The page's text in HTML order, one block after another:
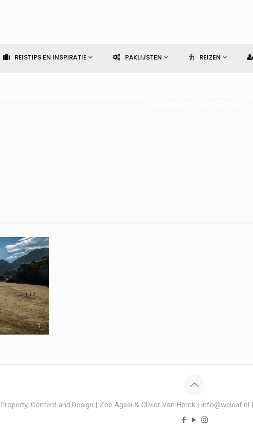
REISTIPS EN INSPIRATIE PAKLIJSTEN REIZEN
Property, Content and Design | Zoë Agasi & Olivier Van Herck | Info@weleaf.nl |